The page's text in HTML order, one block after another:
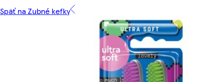
Späť na Zubné kefky